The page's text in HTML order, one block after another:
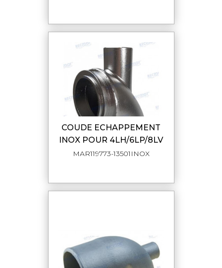
COUDE ECHAPPEMENT
INOX POUR 4LH/6LP/8LV
MAR119773-13501INOX